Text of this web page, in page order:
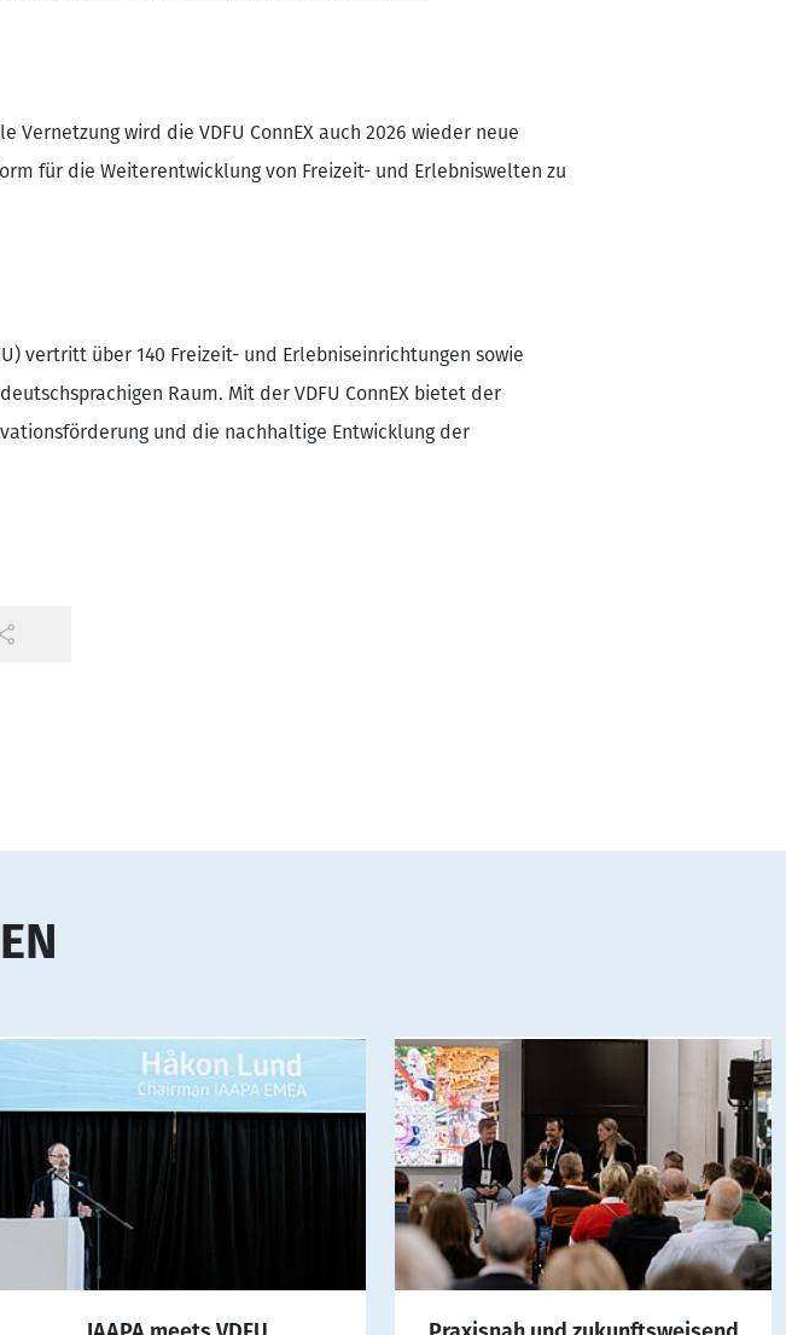
wird die VDFU ConnEX auch 2026 wieder neue
für die Weiterentwicklung von Freizeit- und Erlebniswelten zu
vertritt über 140 Freizeit- und Erlebniseinrichtungen sowie
Raum. Mit der VDFU ConnEX bietet der
und die nachhaltige Entwicklung der